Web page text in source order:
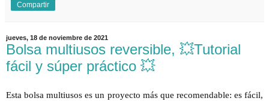
Compartir
jueves, 18 de noviembre de 2021
Bolsa multiusos reversible, 💥Tutorial
fácil y súper práctico 💥
Esta bolsa multiusos es un proyecto más que recomendable: es fácil,